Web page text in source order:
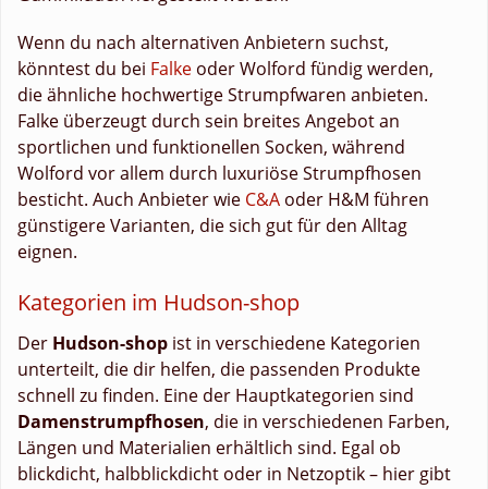
Wenn du nach alternativen Anbietern suchst,
könntest du bei Falke oder Wolford fündig werden,
die ähnliche hochwertige Strumpfwaren anbieten.
Falke überzeugt durch sein breites Angebot an
sportlichen und funktionellen Socken, während
Wolford vor allem durch luxuriöse Strumpfhosen
besticht. Auch Anbieter wie C&A oder H&M führen
günstigere Varianten, die sich gut für den Alltag
eignen.
Kategorien im Hudson-shop
Der Hudson-shop ist in verschiedene Kategorien
unterteilt, die dir helfen, die passenden Produkte
schnell zu finden. Eine der Hauptkategorien sind
Damenstrumpfhosen, die in verschiedenen Farben,
Längen und Materialien erhältlich sind. Egal ob
blickdicht, halbblickdicht oder in Netzoptik – hier gibt